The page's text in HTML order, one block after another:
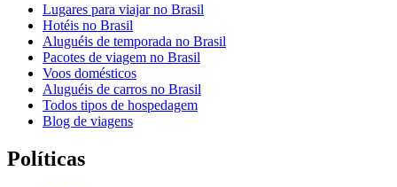
Lugares para viajar no Brasil
Hotéis no Brasil
Aluguéis de temporada no Brasil
Pacotes de viagem no Brasil
Voos domésticos
Aluguéis de carros no Brasil
Todos tipos de hospedagem
Blog de viagens
Políticas